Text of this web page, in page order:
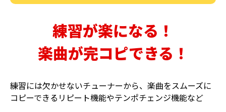
DELAY PHASER
練習が楽になる！
楽曲が完コピできる！
練習には欠かせないチューナーから、楽曲をスムーズに
コピーできるリピート機能やテンポチェンジ機能など